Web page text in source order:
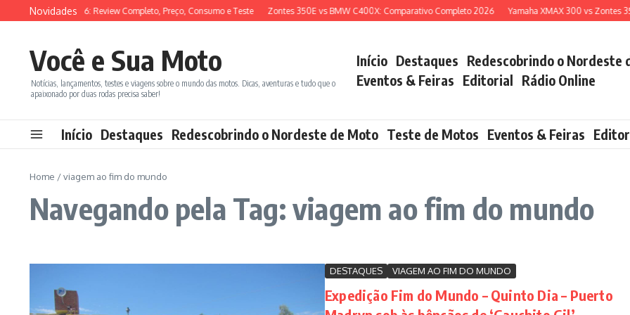
Ir para o conteúdo
Novidades
SYM ADX 150 2026: Review Completo, Preço, Consumo e Teste Zontes 350E vs BMW C400X: Comparativo Completo 2026 Yamaha XMAX 300 vs Zontes
Você e Sua Moto
Notícias, lançamentos, testes e viagens sobre o mundo das motos. Dicas, aventuras e tudo que o
apaixonado por duas rodas precisa saber!
Início Destaques Redescobrindo o Nordeste
Eventos & Feiras Editorial Rádio Online
Início Destaques Redescobrindo o Nordeste de Moto Teste de Motos Eventos & Feiras
Home /viagem ao fim do mundo
Navegando pela Tag: viagem ao fim do mundo
DESTAQUES VIAGEM AO FIM DO MUNDO
Expedição Fim do Mundo – Quinto Dia – Puerto